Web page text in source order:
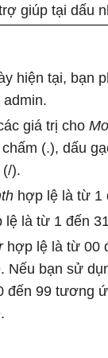
giúp tại dấu
hiện tại, bạn
giá trị cho
(.), dấu
).
hợp lệ là từ 1
là từ 1 đến
hợp lệ là từ 00
Nếu bạn sử
đến 99 tương